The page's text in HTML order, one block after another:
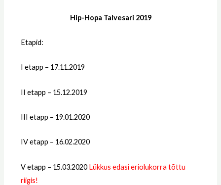
Hip-Hopa Talvesari 2019
Etapid:
I etapp – 17.11.2019
II etapp – 15.12.2019
III etapp – 19.01.2020
IV etapp – 16.02.2020
V etapp – 15.03.2020 Lükkus edasi eriolukorra tõttu
riigis!